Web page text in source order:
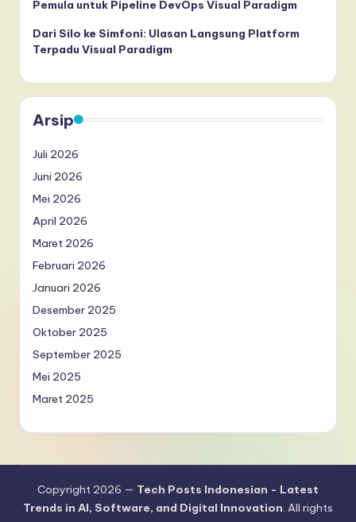
Pemula untuk Pipeline DevOps Visual Paradigm
Dari Silo ke Simfoni: Ulasan Langsung Platform
Terpadu Visual Paradigm
Arsip
Juli 2026
Juni 2026
Mei 2026
April 2026
Maret 2026
Februari 2026
Januari 2026
Desember 2025
Oktober 2025
September 2025
Mei 2025
Maret 2025
Copyright 2026 — Tech Posts Indonesian - Latest
Trends in AI, Software, and Digital Innovation. All rights